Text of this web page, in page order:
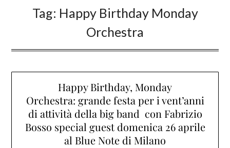
Tag: Happy Birthday Monday
Orchestra
Happy Birthday, Monday
Orchestra: grande festa per i vent’anni
di attività della big band con Fabrizio
Bosso special guest domenica 26 aprile
al Blue Note di Milano